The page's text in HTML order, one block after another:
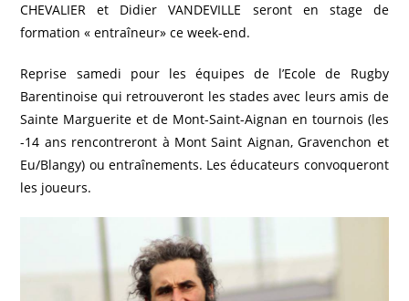
CHEVALIER et Didier VANDEVILLE seront en stage de
formation « entraîneur» ce week-end.
Reprise samedi pour les équipes de l’Ecole de Rugby
Barentinoise qui retrouveront les stades avec leurs amis de
Sainte Marguerite et de Mont-Saint-Aignan en tournois (les
-14 ans rencontreront à Mont Saint Aignan, Gravenchon et
Eu/Blangy) ou entraînements. Les éducateurs convoqueront
les joueurs.